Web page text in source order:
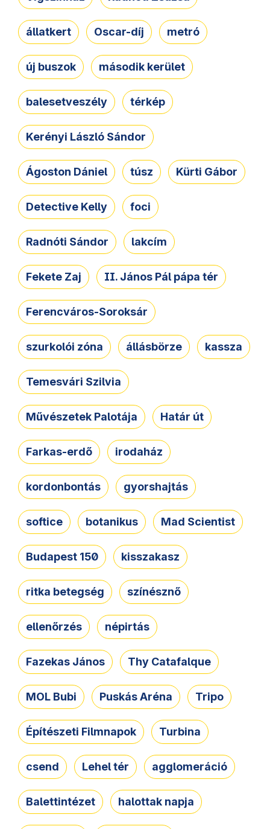
állatkert Oscar-díj metró
új buszok második kerület
balesetveszély térkép
Kerényi László Sándor
Ágoston Dániel túsz Kürti Gábor
Detective Kelly foci
Radnóti Sándor lakcím
Fekete Zaj II. János Pál pápa tér
Ferencváros-Soroksár
szurkolói zóna állásbörze kassza
Temesvári Szilvia
Művészetek Palotája Határ út
Farkas-erdő irodaház
kordonbontás gyorshajtás
softice botanikus Mad Scientist
Budapest 150 kisszakasz
ritka betegség színésznő
ellenőrzés népirtás
Fazekas János Thy Catafalque
MOL Bubi Puskás Aréna Tripo
Építészeti Filmnapok Turbina
csend Lehel tér agglomeráció
Balettintézet halottak napja